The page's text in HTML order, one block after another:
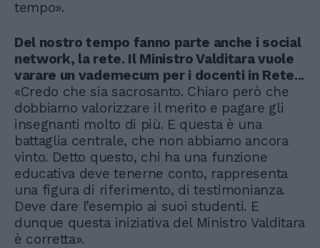
tempo».
Del nostro tempo fanno parte anche i social
network, la rete. Il Ministro Valditara vuole
varare un vademecum per i docenti in Rete...
«Credo che sia sacrosanto. Chiaro però che
dobbiamo valorizzare il merito e pagare gli
insegnanti molto di più. E questa è una
battaglia centrale, che non abbiamo ancora
vinto. Detto questo, chi ha una funzione
educativa deve tenerne conto, rappresenta
una figura di riferimento, di testimonianza.
Deve dare l’esempio ai suoi studenti. E
dunque questa iniziativa del Ministro Valditara
è corretta».